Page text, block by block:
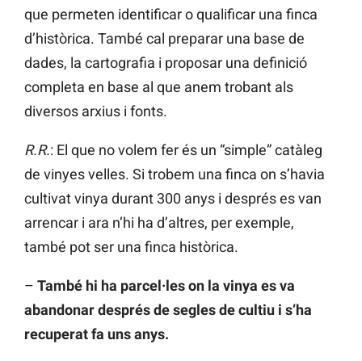
que permeten identificar o qualificar una finca
d’històrica. També cal preparar una base de
dades, la cartografia i proposar una definició
completa en base al que anem trobant als
diversos arxius i fonts.
R.R.: El que no volem fer és un “simple” catàleg
de vinyes velles. Si trobem una finca on s’havia
cultivat vinya durant 300 anys i després es van
arrencar i ara n’hi ha d’altres, per exemple,
també pot ser una finca històrica.
– També hi ha parcel·les on la vinya es va
abandonar després de segles de cultiu i s’ha
recuperat fa uns anys.